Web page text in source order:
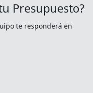
Presupuesto?
te responderá en